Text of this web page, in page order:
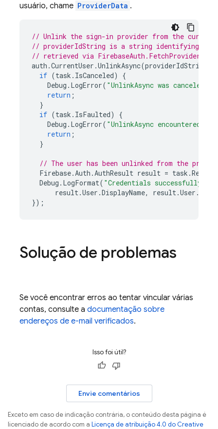
usuário, chame ProviderData .
// Unlink the sign-in provider from the
// providerIdString is a string identifying a
// retrieved via
auth .CurrentUser .UnlinkAsync(providerIdString
if (task . IsCanceled)
{
Debug . LogError( "UnlinkAsync was canceled."
return ;
}
if (task . IsFaulted)
{
Debug . LogError( "UnlinkAsync encountered
return ;
}
// The user has been unlinked from the
Firebase.Auth .AuthResult result = task .Result
Debug . LogFormat( "Credentials successfully
result.User .DisplayName, result.User .
});
Solução de problemas
Se você encontrar erros ao tentar vincular várias
contas, consulte a documentação sobre
endereços de e-mail verificados.
Isso foi útil?
Envie comentários
Exceto em caso de indicação contrária, o conteúdo desta página é
licenciado de acordo com a Licença de atribuição 4.0 do Creative